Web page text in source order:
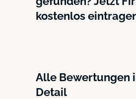
kostenlos
Alle Bewertungen
Detail